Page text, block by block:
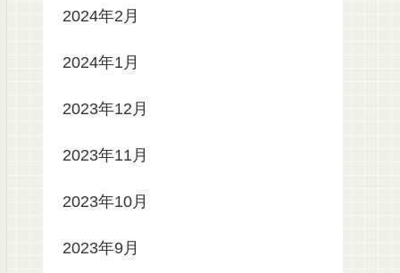
2024年2月
2024年1月
2023年12月
2023年11月
2023年10月
2023年9月